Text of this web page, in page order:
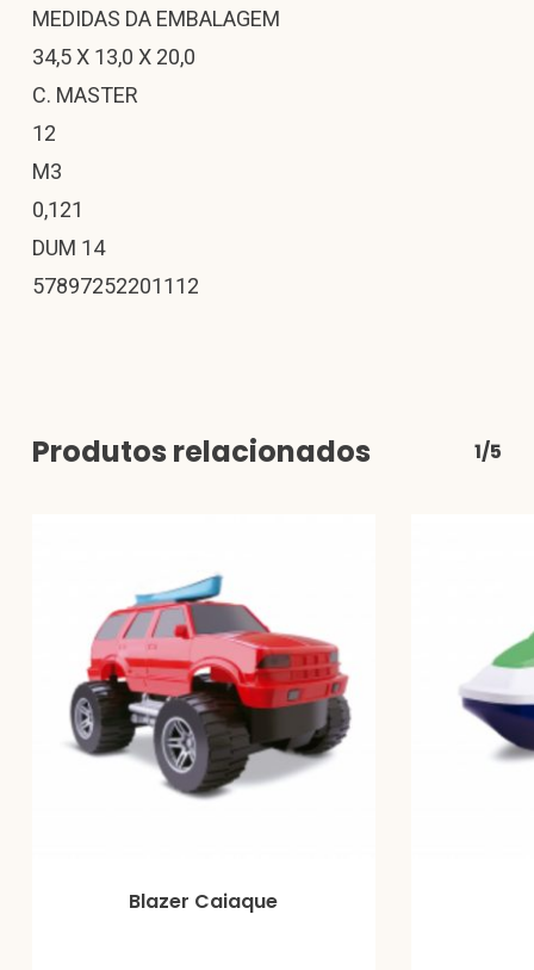
MEDIDAS DA EMBALAGEM
34,5 X 13,0 X 20,0
C. MASTER
12
M3
0,121
DUM 14
57897252201112
Produtos relacionados 1/5
Blazer Caiaque